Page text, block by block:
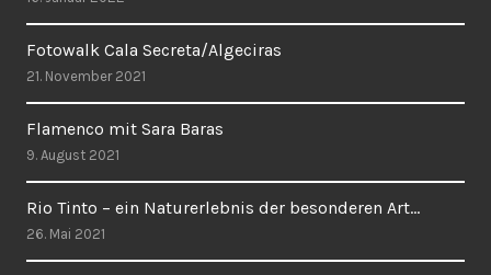
Fotowalk Cala Secreta/Algeciras
21. November 2021
Flamenco mit Sara Baras
9. August 2021
Rio Tinto – ein Naturerlebnis der besonderen Art…
26. Mai 2021